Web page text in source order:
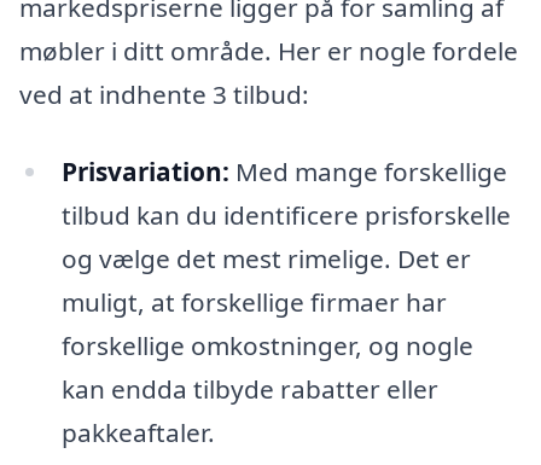
markedspriserne ligger på for samling af
møbler i ditt område. Her er nogle fordele
ved at indhente 3 tilbud:
Prisvariation: Med mange forskellige
tilbud kan du identificere prisforskelle
og vælge det mest rimelige. Det er
muligt, at forskellige firmaer har
forskellige omkostninger, og nogle
kan endda tilbyde rabatter eller
pakkeaftaler.